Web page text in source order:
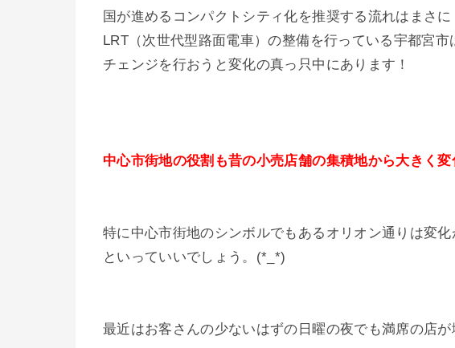
国が進めるコンパクトシティ化を推奨する流れはまさ
LRT（次世代型路面電車）の整備を行っている宇都宮
チェンジを行おうと変化の真っ只中にあります！
中心市街地の役割も昔の小売店舗の集積地から大きく
特に中心市街地のシンボルでもあるオリオン通りは変
といっていいでしょう。(*_*)
最近はお客さんの少ないはずの日曜の夜でも満席の店が